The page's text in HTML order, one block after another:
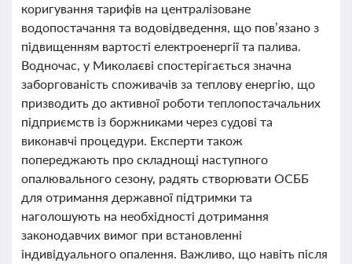
коригування тарифів на централізоване
водопостачання та водовідведення, що пов’язано з
підвищенням вартості електроенергії та палива.
Водночас, у Миколаєві спостерігається значна
заборгованість споживачів за теплову енергію, що
призводить до активної роботи теплопостачальних
підприємств із боржниками через судові та
виконавчі процедури. Експерти також
попереджають про складнощі наступного
опалювального сезону, радять створювати ОСББ
для отримання державної підтримки та
наголошують на необхідності дотримання
законодавчих вимог при встановленні
індивідуального опалення. Важливо, що навіть після